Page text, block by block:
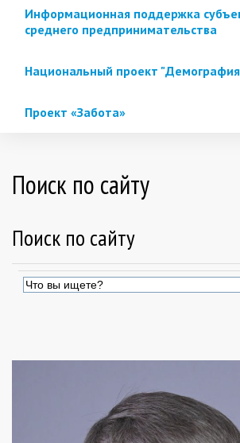
Информационная поддержка
среднего предпринимательства
Национальный проект
Проект «Забота»
Поиск по сайту
Поиск по сайту